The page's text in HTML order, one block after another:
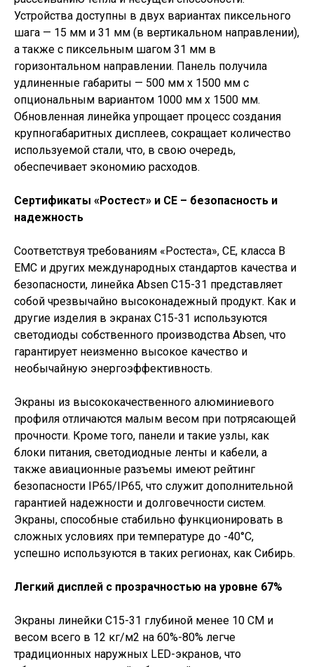
Устройства доступны в двух вариантах пиксельного
шага — 15 мм и 31 мм (в вертикальном направлении),
а также с пиксельным шагом 31 мм в
горизонтальном направлении. Панель получила
удлиненные габариты — 500 мм х 1500 мм с
опциональным вариантом 1000 мм х 1500 мм.
Обновленная линейка упрощает процесс создания
крупногабаритных дисплеев, сокращает количество
используемой стали, что, в свою очередь,
обеспечивает экономию расходов.
Сертификаты «Ростест» и СЕ – безопасность и
надежность
Соответствуя требованиям «Ростеста», СЕ, класса В
ЕМС и других международных стандартов качества и
безопасности, линейка Absen C15-31 представляет
собой чрезвычайно высоконадежный продукт. Как и
другие изделия в экранах С15-31 используются
светодиоды собственного производства Absen, что
гарантирует неизменно высокое качество и
необычайную энергоэффективность.
Экраны из высококачественного алюминиевого
профиля отличаются малым весом при потрясающей
прочности. Кроме того, панели и такие узлы, как
блоки питания, светодиодные ленты и кабели, а
также авиационные разъемы имеют рейтинг
безопасности IP65/IP65, что служит дополнительной
гарантией надежности и долговечности систем.
Экраны, способные стабильно функционировать в
сложных условиях при температуре до -40°C,
успешно используются в таких регионах, как Сибирь.
Легкий дисплей с прозрачностью на уровне 67%
Экраны линейки С15-31 глубиной менее 10 СМ и
весом всего в 12 кг/м2 на 60%-80% легче
традиционных наружных LED-экранов, что